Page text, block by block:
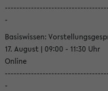
-
Basiswissen:
17. August | 09:00 - 11:30 Uhr
Online
-